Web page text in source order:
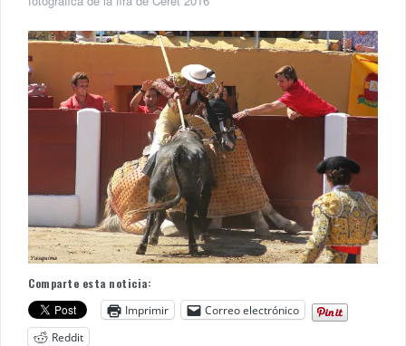
Comparte esta noticia:
Imprimir
Correo electrónico
Reddit